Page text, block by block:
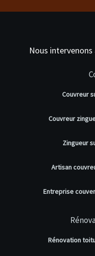
Nous
Couvreur
Couvreur
Zingueur
Artisan
Entreprise
Rénovation